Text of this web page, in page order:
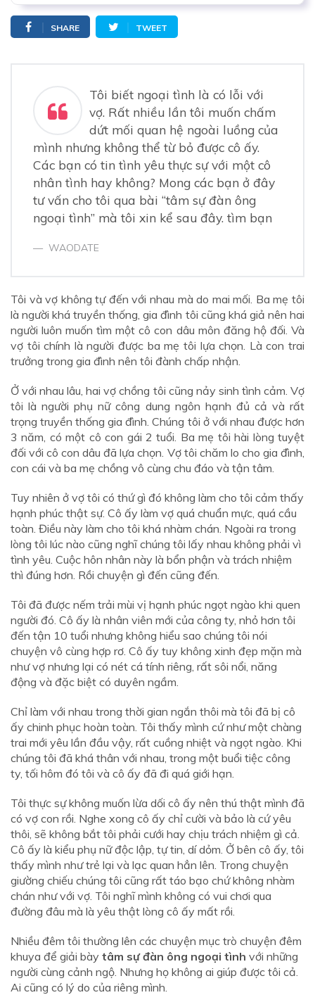
SHARE TWEET
Tôi biết ngoại tình là có lỗi với
vợ. Rất nhiều lần tôi muốn chấm
dứt mối quan hệ ngoài luồng của
mình nhưng không thể từ bỏ được cô ấy.
Các bạn có tin tình yêu thực sự với một cô
nhân tình hay không? Mong các bạn ở đây
tư vấn cho tôi qua bài “tâm sự đàn ông
ngoại tình” mà tôi xin kể sau đây. tìm bạn
WAODATE
Tôi và vợ không tự đến với nhau mà do mai mối. Ba mẹ tôi
là người khá truyền thống, gia đình tôi cũng khá giả nên hai
người luôn muốn tìm một cô con dâu môn đăng hộ đối. Và
vợ tôi chính là người được ba mẹ tôi lựa chọn. Là con trai
trưởng trong gia đình nên tôi đành chấp nhận.
Ở với nhau lâu, hai vợ chồng tôi cũng nảy sinh tình cảm. Vợ
tôi là người phụ nữ công dung ngôn hạnh đủ cả và rất
trọng truyền thống gia đình. Chúng tôi ở với nhau được hơn
3 năm, có một cô con gái 2 tuổi. Ba mẹ tôi hài lòng tuyệt
đối với cô con dâu đã lựa chọn. Vợ tôi chăm lo cho gia đình,
con cái và ba mẹ chồng vô cùng chu đáo và tận tâm.
Tuy nhiên ở vợ tôi có thứ gì đó không làm cho tôi cảm thấy
hạnh phúc thật sự. Cô ấy làm vợ quá chuẩn mực, quá cầu
toàn. Điều này làm cho tôi khá nhàm chán. Ngoài ra trong
lòng tôi lúc nào cũng nghĩ chúng tôi lấy nhau không phải vì
tình yêu. Cuộc hôn nhân này là bổn phận và trách nhiệm
thì đúng hơn. Rồi chuyện gì đến cũng đến.
Tôi đã được nếm trải mùi vị hạnh phúc ngọt ngào khi quen
người đó. Cô ấy là nhân viên mới của công ty, nhỏ hơn tôi
đến tận 10 tuổi nhưng không hiểu sao chúng tôi nói
chuyện vô cùng hợp rơ. Cô ấy tuy không xinh đẹp mặn mà
như vợ nhưng lại có nét cá tính riêng, rất sôi nổi, năng
động và đặc biệt có duyên ngầm.
Chỉ làm với nhau trong thời gian ngắn thôi mà tôi đã bị cô
ấy chinh phục hoàn toàn. Tôi thấy mình cứ như một chàng
trai mới yêu lần đầu vậy, rất cuồng nhiệt và ngọt ngào. Khi
chúng tôi đã khá thân với nhau, trong một buổi tiệc công
ty, tối hôm đó tôi và cô ấy đã đi quá giới hạn.
Tôi thực sự không muốn lừa dối cô ấy nên thú thật mình đã
có vợ con rồi. Nghe xong cô ấy chỉ cười và bảo là cứ yêu
thôi, sẽ không bắt tôi phải cưới hay chịu trách nhiệm gì cả.
Cô ấy là kiểu phụ nữ độc lập, tự tin, dí dỏm. Ở bên cô ấy, tôi
thấy mình như trẻ lại và lạc quan hẳn lên. Trong chuyện
giường chiếu chúng tôi cũng rất táo bạo chứ không nhàm
chán như với vợ. Tôi nghĩ mình không có vui chơi qua
đường đâu mà là yêu thật lòng cô ấy mất rồi.
Nhiều đêm tôi thường lên các chuyện mục trò chuyện đêm
khuya để giải bày tâm sự đàn ông ngoại tình với những
người cùng cảnh ngộ. Nhưng họ không ai giúp được tôi cả.
Ai cũng có lý do của riêng mình.